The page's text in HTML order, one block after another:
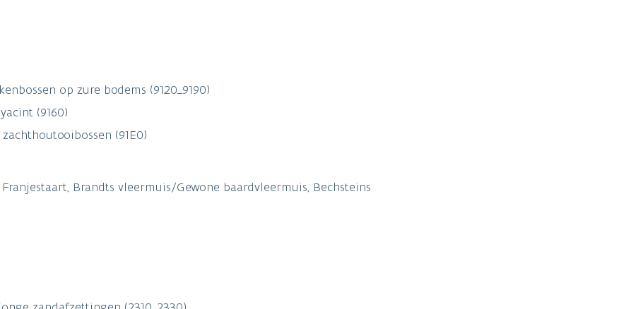
op zure bodems (9120_9190)
(9160)
(91E0)
Brandts vleermuis/Gewone baardvleermuis, Bechsteins